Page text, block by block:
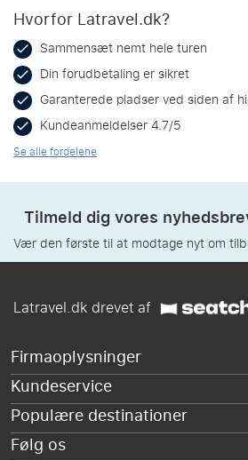
Hvorfor Latravel.dk?
Sammensæt nemt hele turen
Din forudbetaling er sikret
Garanterede pladser ved siden af
Kundeanmeldelser 4.7/5
Se alle fordelene
Tilmeld dig vores
Vær den første til at modtage nyt om
Latravel.dk drevet af
Firmaoplysninger
Kundeservice
Populære destinationer
Følg os